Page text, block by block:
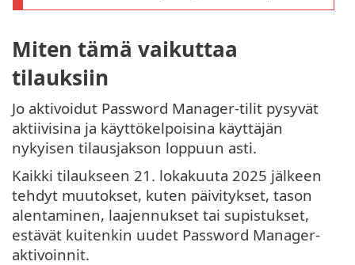
Miten tämä vaikuttaa
tilauksiin
Jo aktivoidut Password Manager-tilit pysyvät
aktiivisina ja käyttökelpoisina käyttäjän
nykyisen tilausjakson loppuun asti.
Kaikki tilaukseen 21. lokakuuta 2025 jälkeen
tehdyt muutokset, kuten päivitykset, tason
alentaminen, laajennukset tai supistukset,
estävät kuitenkin uudet Password Manager-
aktivoinnit.